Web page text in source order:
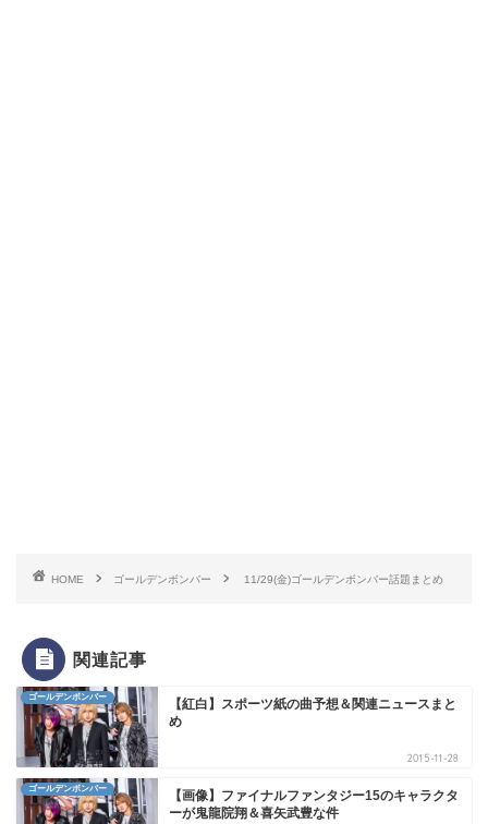
HOME ゴールデンボンバー 11/29(金)ゴールデンボンバー話題まとめ
関連記事
ゴールデンボンバー
【紅白】スポーツ紙の曲予想＆関連ニュースまと
め
2015-11-28
ゴールデンボンバー
【画像】ファイナルファンタジー15のキャラクタ
ーが鬼龍院翔＆喜矢武豊な件